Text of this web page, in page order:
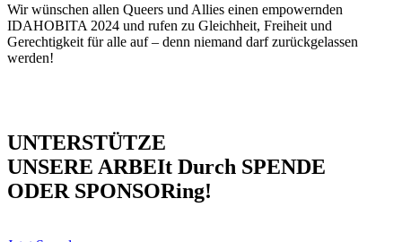
Wir wünschen allen Queers und Allies einen empowernden
IDAHOBITA 2024 und rufen zu Gleichheit, Freiheit und
Gerechtigkeit für alle auf – denn niemand darf zurückgelassen
werden!
UNTERSTÜTZE
UNSERE ARBEIt Durch SPENDE
ODER SPONSORing!